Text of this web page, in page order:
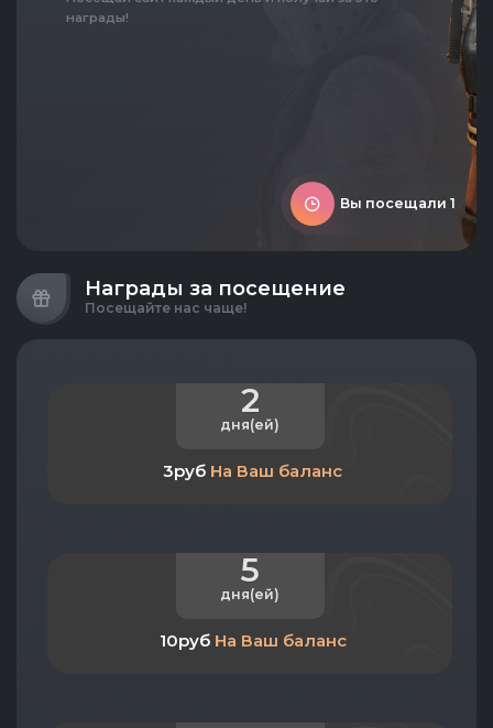
Вы посещали 1
награды!
Награды за посещение
Посещайте нас чаще!
2
дня(ей)
3руб На Ваш баланс
5
дня(ей)
10руб На Ваш баланс